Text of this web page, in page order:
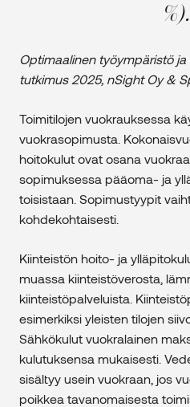
%).
Optimaalinen työympäristö
tutkimus 2025, nSight Oy &
Toimitilojen vuokrauksessa
vuokrasopimusta.
hoitokulut ovat osana
sopimuksessa pääoma- ja
toisistaan. Sopimustyypit
kohdekohtaisesti.
Kiinteistön hoito- ja
muassa kiinteistöverosta,
kiinteistöpalveluista.
esimerkiksi yleisten tilojen
Sähkökulut vuokralainen
kulutuksensa mukaisesti.
sisältyy usein vuokraan, jos
poikkea tavanomaisesta